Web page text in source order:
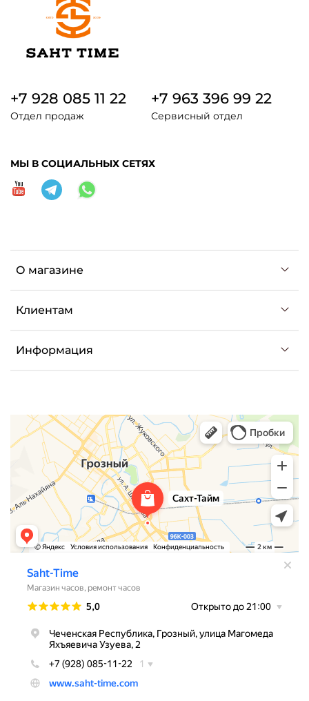
О магазине
Клиентам
Информация
+7 928 085 11 22
Отдел продаж
+7 963 396 99 22
Сервисный отдел
МЫ В СОЦИАЛЬНЫХ СЕТЯХ